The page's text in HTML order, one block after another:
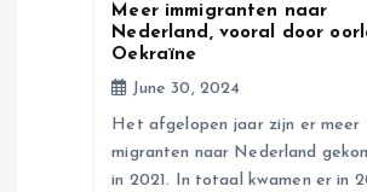
Meer immigranten naar
Nederland, vooral door
Oekraïne
June 30, 2024
Het afgelopen jaar zijn er meer
migranten naar Nederland
in 2021. In totaal kwamen er in